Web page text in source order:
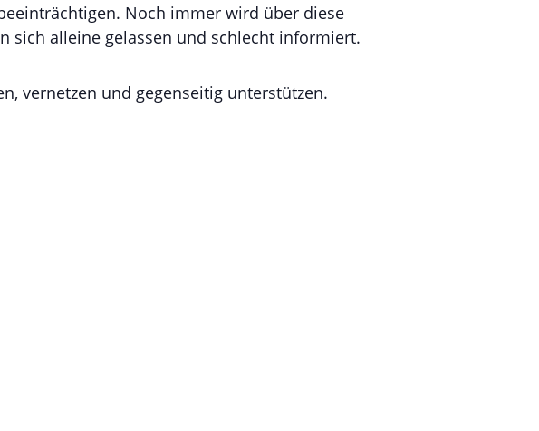
Noch immer wird über diese
sich alleine gelassen und schlecht informiert.
vernetzen und gegenseitig unterstützen.